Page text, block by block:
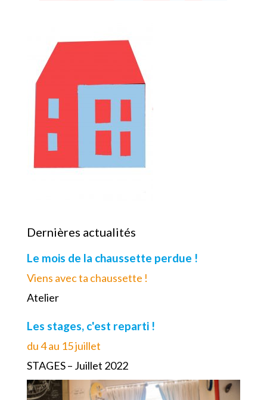
Dernières actualités
Le mois de la chaussette perdue !
Viens avec ta chaussette !
Atelier
Les stages, c'est reparti !
du 4 au 15 juillet
STAGES – Juillet 2022